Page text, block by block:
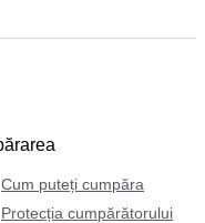
Cum puteți cumpăra
Protecția cumpărătorului